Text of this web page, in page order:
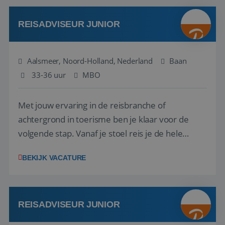
werken: of het nu gaat om vragen ...
REISADVISEUR JUNIOR
Aalsmeer, Noord-Holland, Nederland
Baan
33-36 uur
MBO
Met jouw ervaring in de reisbranche of
achtergrond in toerisme ben je klaar voor de
volgende stap. Vanaf je stoel reis je de hele
wensen van je team, je klant en wat er in de
klanten te overtuigen om die droomreis te
boeken! ...
BEKIJK VACATURE
REISADVISEUR JUNIOR